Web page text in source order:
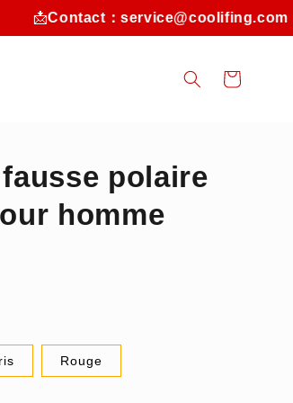
Contact：service@coolifing.com
Panier
polaire
homme
Rouge